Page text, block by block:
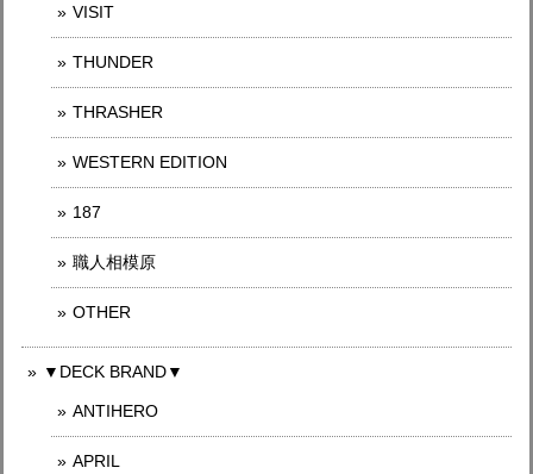
VISIT
THUNDER
THRASHER
WESTERN EDITION
187
職人相模原
OTHER
▼DECK BRAND▼
ANTIHERO
APRIL